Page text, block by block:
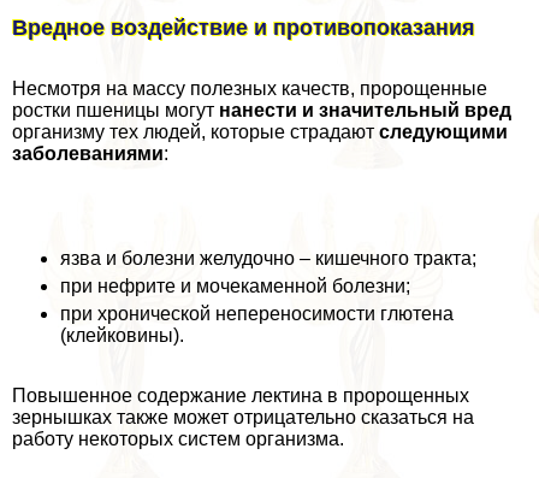
Вредное воздействие и противопоказания
Несмотря на массу полезных качеств, пророщенные
ростки пшеницы могут нанести и значительный вред
организму тех людей, которые страдают следующими
заболеваниями:
язва и болезни желудочно – кишечного тpaкта;
при нефрите и мочекаменной болезни;
при хронической непереносимости глютена
(клейковины).
Повышенное содержание лектина в пророщенных
зернышках также может отрицательно сказаться на
работу некоторых систем организма.